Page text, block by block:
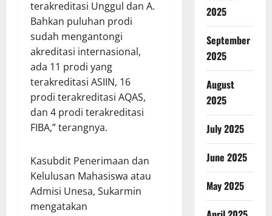
terakreditasi Unggul dan A.
Bahkan puluhan prodi
sudah mengantongi
akreditasi internasional,
ada 11 prodi yang
terakreditasi ASIIN, 16
prodi terakreditasi AQAS,
dan 4 prodi terakreditasi
FIBA,” terangnya.
Kasubdit Penerimaan dan
Kelulusan Mahasiswa atau
Admisi Unesa, Sukarmin
mengatakan
2025
September
2025
August
2025
July 2025
June 2025
May 2025